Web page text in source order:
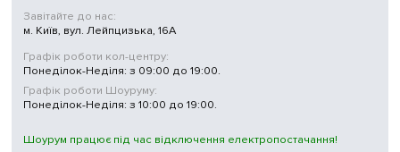
Завітайте до нас:
м. Київ, вул. Лейпцизька, 16А
Графік роботи кол-центру:
Понеділок-Неділя: з 09:00 до 19:00.
Графік роботи Шоуруму:
Понеділок-Неділя: з 10:00 до 19:00.
Шоурум працює під час відключення електропостачання!